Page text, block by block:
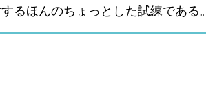
るほんのちょっとした試練である。